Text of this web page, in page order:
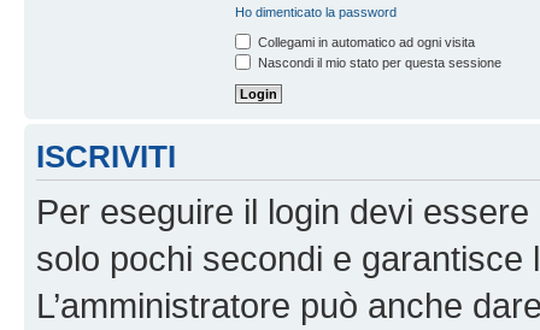
Ho dimenticato la password
Collegami in automatico ad ogni visita
Nascondi il mio stato per questa sessione
ISCRIVITI
Per eseguire il login devi
solo pochi secondi e garantisce
L’amministratore può anche